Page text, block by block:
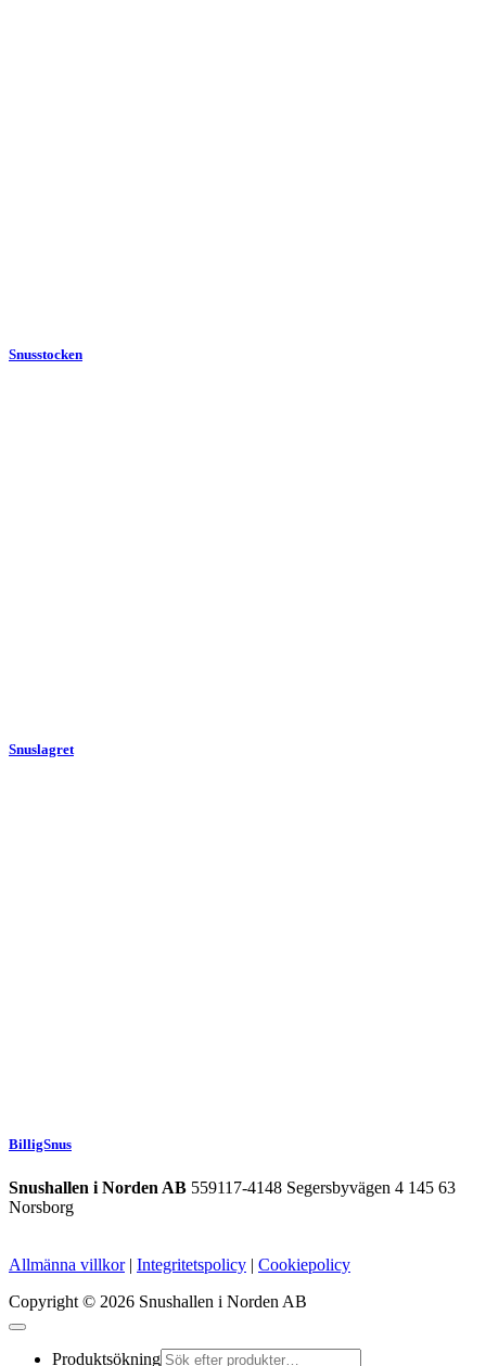
Snusstocken
Snuslagret
BilligSnus
Snushallen i Norden AB 559117-4148 Segersbyvägen 4 145 63
Norsborg
Allmänna villkor| Integritetspolicy | Cookiepolicy
Copyright © 2026 Snushallen i Norden AB
Produktsökning